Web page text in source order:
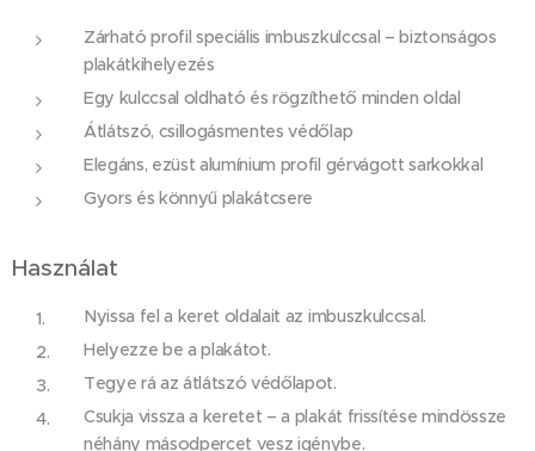
Zárható profil speciális imbuszkulccsal – biztonságos
plakátkihelyezés
Egy kulccsal oldható és rögzíthető minden oldal
Átlátszó, csillogásmentes védőlap
Elegáns, ezüst alumínium profil gérvágott sarkokkal
Gyors és könnyű plakátcsere
Használat
Nyissa fel a keret oldalait az imbuszkulccsal.
Helyezze be a plakátot.
Tegye rá az átlátszó védőlapot.
Csukja vissza a keretet – a plakát frissítése mindössze
néhány másodpercet vesz igénybe.